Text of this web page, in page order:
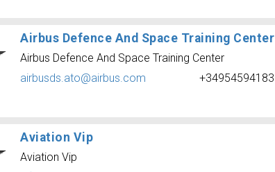
Airbus Defence And Space Training Center
Airbus Defence And Space Training Center
airbusds.ato@airbus.com
+34954594183
Aviation Vip
Aviation Vip